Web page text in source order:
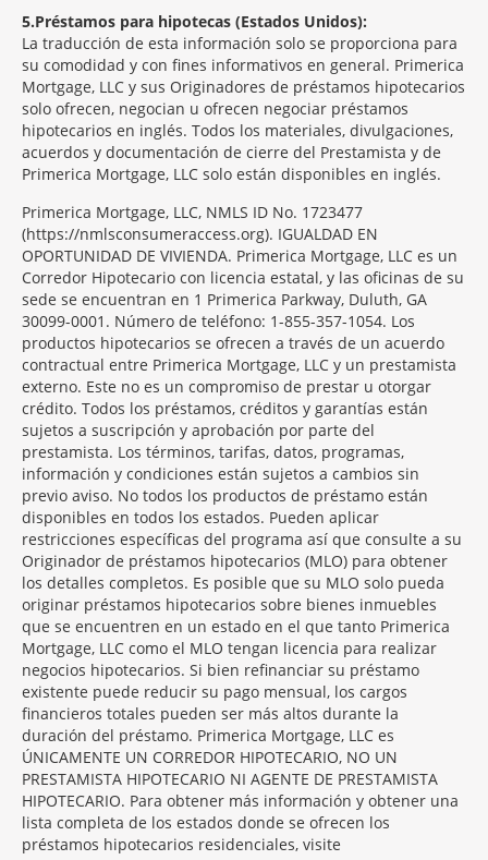
5 Préstamos para hipotecas (Estados Unidos):
La traducción de esta información solo se proporciona para
su comodidad y con fines informativos en general. Primerica
Mortgage, LLC y sus Originadores de préstamos hipotecarios
solo ofrecen, negocian u ofrecen negociar préstamos
hipotecarios en inglés. Todos los materiales, divulgaciones,
acuerdos y documentación de cierre del Prestamista y de
Primerica Mortgage, LLC solo están disponibles en inglés.
Primerica Mortgage, LLC, NMLS ID No. 1723477
(https://nmlsconsumeraccess.org). IGUALDAD EN
OPORTUNIDAD DE VIVIENDA. Primerica Mortgage, LLC es un
Corredor Hipotecario con licencia estatal, y las oficinas de su
sede se encuentran en 1 Primerica Parkway, Duluth, GA
30099-0001. Número de teléfono: 1-855-357-1054. Los
productos hipotecarios se ofrecen a través de un acuerdo
contractual entre Primerica Mortgage, LLC y un prestamista
externo. Este no es un compromiso de prestar u otorgar
crédito. Todos los préstamos, créditos y garantías están
sujetos a suscripción y aprobación por parte del
prestamista. Los términos, tarifas, datos, programas,
información y condiciones están sujetos a cambios sin
previo aviso. No todos los productos de préstamo están
disponibles en todos los estados. Pueden aplicar
restricciones específicas del programa así que consulte a su
Originador de préstamos hipotecarios (MLO) para obtener
los detalles completos. Es posible que su MLO solo pueda
originar préstamos hipotecarios sobre bienes inmuebles
que se encuentren en un estado en el que tanto Primerica
Mortgage, LLC como el MLO tengan licencia para realizar
negocios hipotecarios. Si bien refinanciar su préstamo
existente puede reducir su pago mensual, los cargos
financieros totales pueden ser más altos durante la
duración del préstamo. Primerica Mortgage, LLC es
ÚNICAMENTE UN CORREDOR HIPOTECARIO, NO UN
PRESTAMISTA HIPOTECARIO NI AGENTE DE PRESTAMISTA
HIPOTECARIO. Para obtener más información y obtener una
lista completa de los estados donde se ofrecen los
préstamos hipotecarios residenciales, visite